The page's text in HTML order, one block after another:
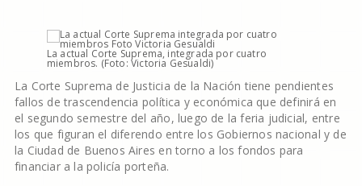
La actual Corte Suprema, integrada por cuatro
miembros. (Foto: Victoria Gesualdi)
La Corte Suprema de Justicia de la Nación tiene pendientes
fallos de trascendencia política y económica que definirá en
el segundo semestre del año, luego de la feria judicial, entre
los que figuran el diferendo entre los Gobiernos nacional y de
la Ciudad de Buenos Aires en torno a los fondos para
financiar a la policía porteña.